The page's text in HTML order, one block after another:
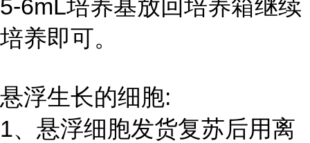
5-6mL培养基放回培养箱继续
培养即可。
悬浮生长的细胞:
1、悬浮细胞发货复苏后用离